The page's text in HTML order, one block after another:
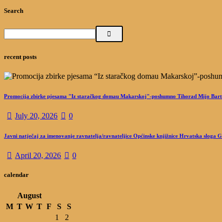
Search
recent posts
Promocija zbirke pjesama "Iz staračkog domau Makarskoj"-poshumno Tihorad Mijo
July 20, 2026 0
Javni natječaj za imenovanje ravnatelja/ravnateljice Općinske knjižnice Hrvatska sloga
April 20, 2026 0
calendar
August
M T W T F S
S
1
2